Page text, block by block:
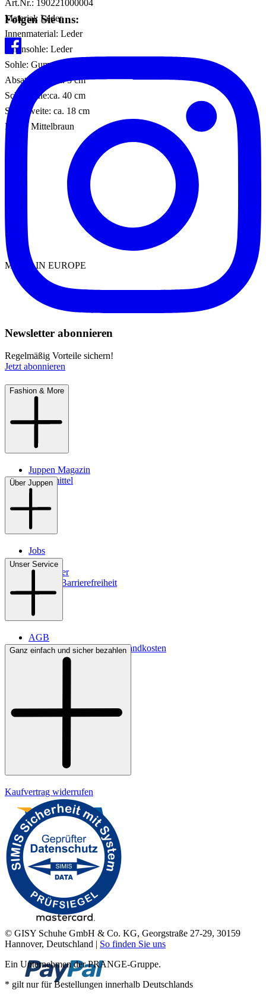
Art.Nr.: 190221000004
Material: Leder
Innenmaterial: Leder
Innensohle: Leder
Sohle: Gummisohle
Absatzhöhe: ca. 3 cm
Schafthöhe:ca. 40 cm
Schaftweite: ca. 18 cm
Farbe: Mittelbraun
MADE IN EUROPE
Folgen Sie uns:
Newsletter abonnieren
Regelmäßig Vorteile sichern!
Jetzt abonnieren
Fashion & More
Juppen Magazin
Pflegemittel
Über Juppen
Jobs
Filialen
Newsletter
Digitale Barrierefreiheit
Unser Service
AGB
Lieferbedingungen & Versandkosten
Bezahlung
Ganz einfach und sicher bezahlen
Kaufvertrag widerrufen
© GISY Schuhe GmbH & Co. KG, Georgstraße 27-29, 30159
Hannover, Deutschland | So finden Sie uns
Ein Unternehmen der PRANGE-Gruppe.
* gilt nur für Bestellungen innerhalb Deutschlands